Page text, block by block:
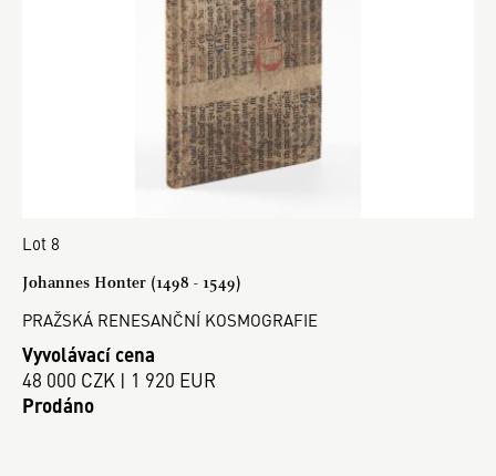
Lot 8
Johannes Honter (1498 - 1549)
PRAŽSKÁ RENESANČNÍ KOSMOGRAFIE
Vyvolávací cena
48 000 CZK | 1 920 EUR
Prodáno